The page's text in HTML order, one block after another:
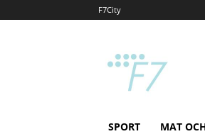
F7City
SPORT MAT